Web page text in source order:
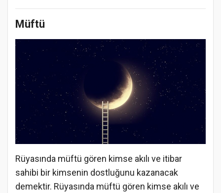
Müftü
Rüyasında müftü gören kimse akılı ve itibar
sahibi bir kimsenin dostluğunu kazanacak
demektir. Rüyasında müftü gören kimse akılı ve